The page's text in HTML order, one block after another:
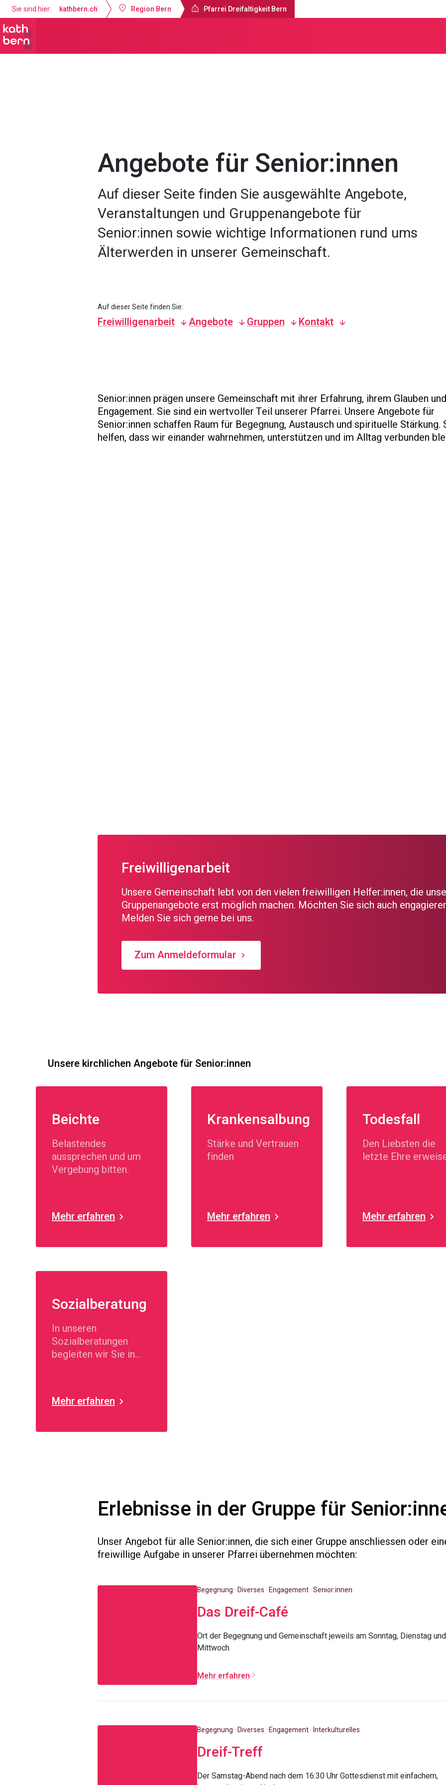
Sie sind hier: kathbern.ch Region Bern Pfarrei Dreifaltigkeit Bern
Angebote für Senior:innen
Auf dieser Seite finden Sie ausgewählte Angebote,
Veranstaltungen und Gruppenangebote für
Senior:innen sowie wichtige Informationen rund ums
Älterwerden in unserer Gemeinschaft.
Auf dieser Seite finden Sie:
Freiwilligenarbeit Angebote Gruppen Kontakt
Senior:innen prägen unsere Gemeinschaft mit ihrer Erfahrung, ihrem Glauben
Engagement. Sie sind ein wertvoller Teil unserer Pfarrei. Unsere Angebote für
Senior:innen schaffen Raum für Begegnung, Austausch und spirituelle Stärkung.
helfen, dass wir einander wahrnehmen, unterstützen und im Alltag verbunden
Freiwilligenarbeit
Unsere Gemeinschaft lebt von den vielen freiwilligen Helfer:innen, die
Gruppenangebote erst möglich machen. Möchten Sie sich auch
Melden Sie sich gerne bei uns.
Zum Anmeldeformular
Unsere kirchlichen Angebote für Senior:innen
Beichte
Belastendes
aussprechen und um
Vergebung bitten.
Mehr erfahren
Krankensalbung
Stärke und Vertrauen
finden
Mehr erfahren
Todesfall
Den Liebsten die
letzte Ehre
Mehr erfahren
Sozialberatung
In unseren
Sozialberatungen
begleiten wir Sie in
Mehr erfahren
Erlebnisse in der Gruppe für
Unser Angebot für alle Senior:innen, die sich einer Gruppe anschliessen oder
freiwillige Aufgabe in unserer Pfarrei übernehmen möchten:
Begegnung · Diverses · Engagement · Senior:innen
Das Dreif-Café
Ort der Begegnung und Gemeinschaft jeweils am Sonntag, Dienstag und
Mittwoch
Mehr erfahren
Begegnung · Diverses · Engagement · Interkulturelles
Dreif-Treff
Der Samstag-Abend nach dem 16:30 Uhr Gottesdienst mit einfachem,